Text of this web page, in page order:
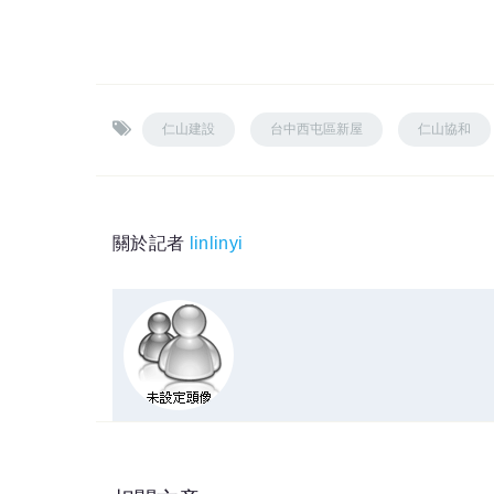
仁山建設 台中西屯區新屋 仁山協和
關於記者 linlinyi